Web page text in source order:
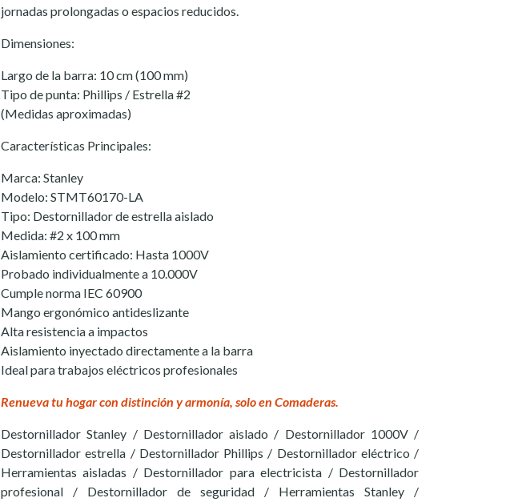
jornadas prolongadas o espacios reducidos.
Dimensiones:
Largo de la barra: 10 cm (100 mm)
Tipo de punta: Phillips / Estrella #2
(Medidas aproximadas)
Características Principales:
Marca: Stanley
Modelo: STMT60170-LA
Tipo: Destornillador de estrella aislado
Medida: #2 x 100 mm
Aislamiento certificado: Hasta 1000V
Probado individualmente a 10.000V
Cumple norma IEC 60900
Mango ergonómico antideslizante
Alta resistencia a impactos
Aislamiento inyectado directamente a la barra
Ideal para trabajos eléctricos profesionales
Renueva tu hogar con distinción y armonía, solo en Comaderas.
Destornillador Stanley / Destornillador aislado / Destornillador 1000V /
Destornillador estrella / Destornillador Phillips / Destornillador eléctrico /
Herramientas aisladas / Destornillador para electricista / Destornillador
profesional / Destornillador de seguridad / Herramientas Stanley /